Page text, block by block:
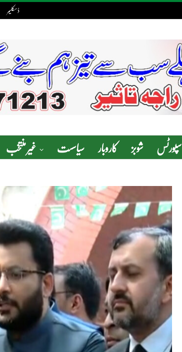
ڈسکلیمر
غیر منتخب سیاسست کاروبار شوبز سپورٹس